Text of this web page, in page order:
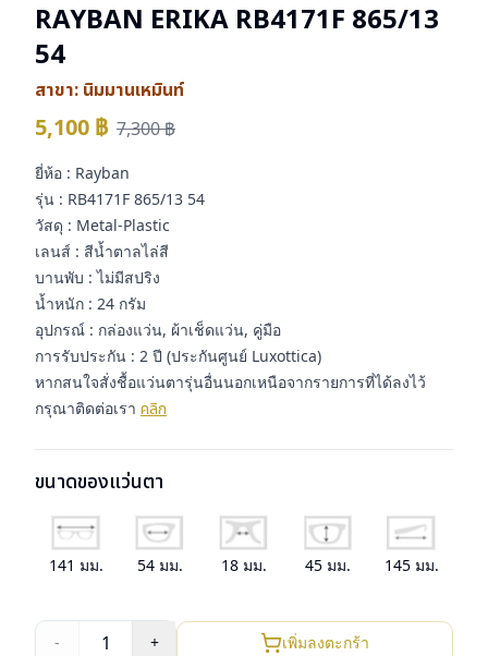
RAYBAN ERIKA RB4171F 865/13
54
สาขา: นิมมานเหมินท์
5,100 ฿ 7,300฿
ยี่ห้อ : Rayban
รุ่น : RB4171F 865/13 54
วัสดุ : Metal-Plastic
เลนส์ : สีน้ำตาลไล่สี
บานพับ : ไม่มีสปริง
น้ำหนัก : 24 กรัม
อุปกรณ์ : กล่องแว่น, ผ้าเช็ดแว่น, คู่มือ
การรับประกัน : 2 ปี (ประกันศูนย์ Luxottica)
หากสนใจสั่งชื้อแว่นตารุ่นอื่นนอกเหนือจากรายการที่ได้ลงไว้
กรุณาติดต่อเรา คลิก
ขนาดของแว่นตา
141 มม. 54 มม. 18มม. 45มม. 145มม.
- 1 + เพิ่มลงตะกร้า